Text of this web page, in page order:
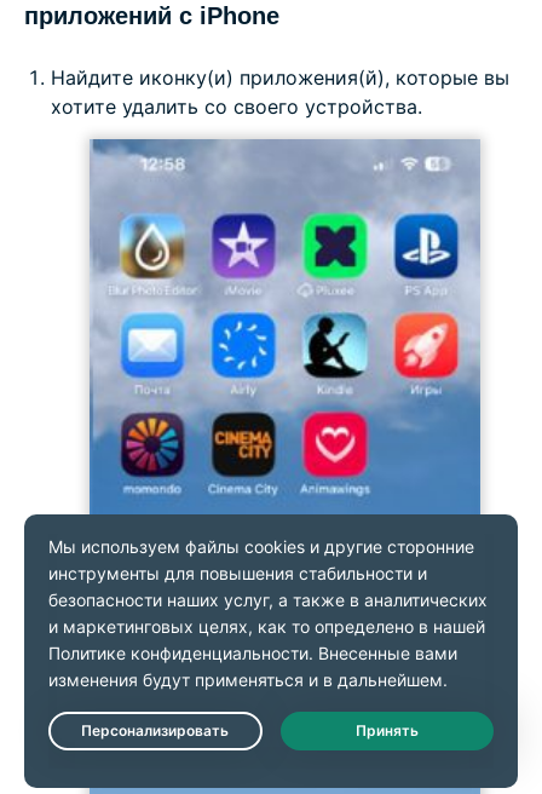
приложений с iPhone
Найдите иконку(и) приложения(й), которые вы
хотите удалить со своего устройства.
Live Chat